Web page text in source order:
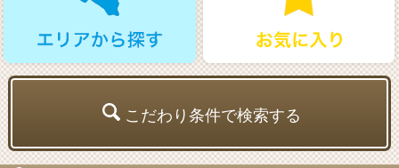
こだわり条件で検索する